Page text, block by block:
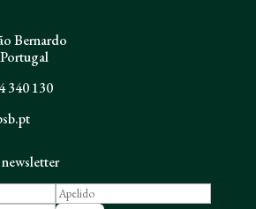
Bernardo
340 130
newsletter